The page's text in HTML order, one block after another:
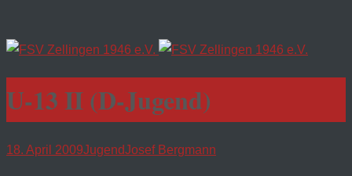
U-13 II (D-Jugend)
18. April 2009JugendJosef Bergmann